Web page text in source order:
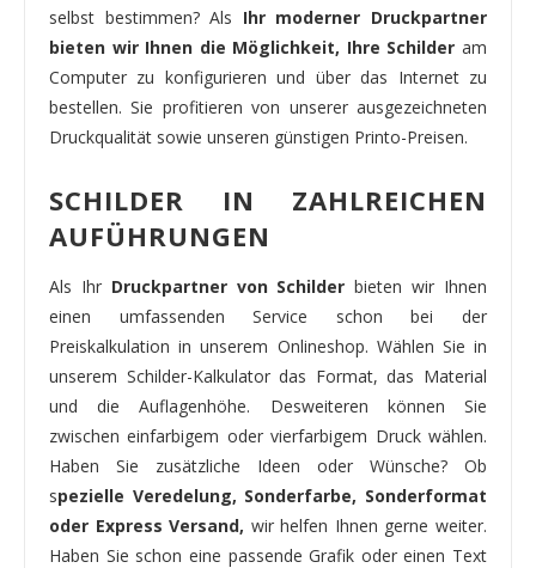
selbst bestimmen? Als Ihr moderner Druckpartner
bieten wir Ihnen die Möglichkeit, Ihre Schilder am
Computer zu konfigurieren und über das Internet zu
bestellen. Sie profitieren von unserer ausgezeichneten
Druckqualität sowie unseren günstigen Printo-Preisen.
SCHILDER IN ZAHLREICHEN
AUFÜHRUNGEN
Als Ihr Druckpartner von Schilderbieten wir Ihnen
einen umfassenden Service schon bei der
Preiskalkulation in unserem Onlineshop. Wählen Sie in
unserem Schilder-Kalkulator das Format, das Material
und die Auflagenhöhe. Desweiteren können Sie
zwischen einfarbigem oder vierfarbigem Druck wählen.
Haben Sie zusätzliche Ideen oder Wünsche? Ob
spezielle Veredelung, Sonderfarbe, Sonderformat
oder Express Versand, wir helfen Ihnen gerne weiter.
Haben Sie schon eine passende Grafik oder einen Text